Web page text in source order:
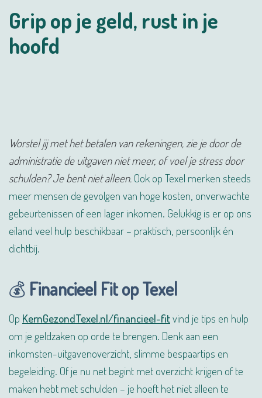
Grip op je geld, rust in je
hoofd
Worstel jij met het betalen van rekeningen, zie je door de
administratie de uitgaven niet meer, of voel je stress door
schulden? Je bent niet alleen. Ook op Texel merken steeds
meer mensen de gevolgen van hoge kosten, onverwachte
gebeurtenissen of een lager inkomen. Gelukkig is er op ons
eiland veel hulp beschikbaar – praktisch, persoonlijk én
dichtbij.
💰 Financieel Fit op Texel
Op KernGezondTexel.nl/financieel-fitvind je tips en hulp
om je geldzaken op orde te brengen. Denk aan een
inkomsten-uitgavenoverzicht, slimme bespaartips en
begeleiding. Of je nu net begint met overzicht krijgen of te
maken hebt met schulden – je hoeft het niet alleen te